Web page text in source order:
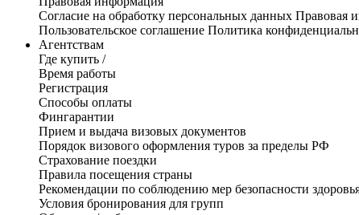
Согласие на обработку персональных данных Правовая
Пользовательское соглашение Политика
Агентствам
Где купить /
Время работы
Регистрация
Способы оплаты
Фингарантии
Прием и выдача визовых документов
Порядок визового оформления туров за пределы РФ
Страхование поездки
Правила посещения страны
Рекомендации по соблюдению мер безопасности
Условия бронирования для групп